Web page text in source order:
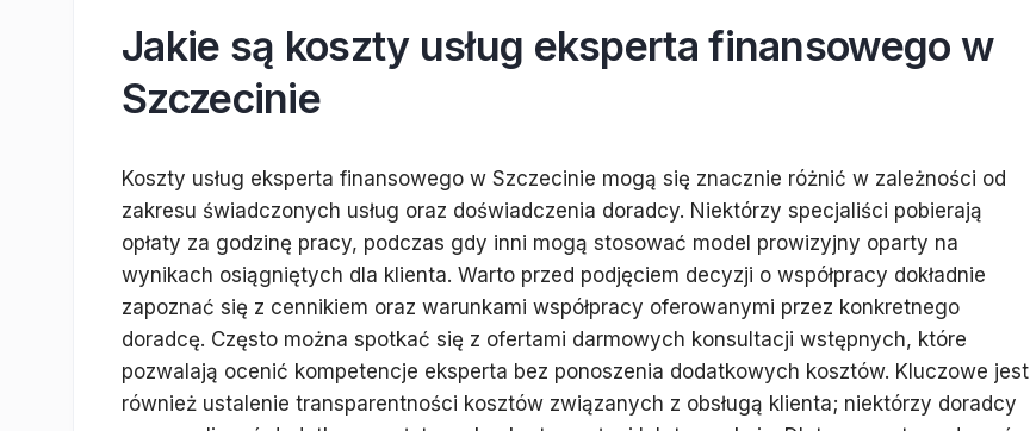
Jakie są koszty usług eksperta finansowego w
Szczecinie
Koszty usług eksperta finansowego w Szczecinie mogą się znacznie różnić w zależności od
zakresu świadczonych usług oraz doświadczenia doradcy. Niektórzy specjaliści pobierają
opłaty za godzinę pracy, podczas gdy inni mogą stosować model prowizyjny oparty na
wynikach osiągniętych dla klienta. Warto przed podjęciem decyzji o współpracy dokładnie
zapoznać się z cennikiem oraz warunkami współpracy oferowanymi przez konkretnego
doradcę. Często można spotkać się z ofertami darmowych konsultacji wstępnych, które
pozwalają ocenić kompetencje eksperta bez ponoszenia dodatkowych kosztów. Kluczowe jest
również ustalenie transparentności kosztów związanych z obsługą klienta; niektórzy doradcy